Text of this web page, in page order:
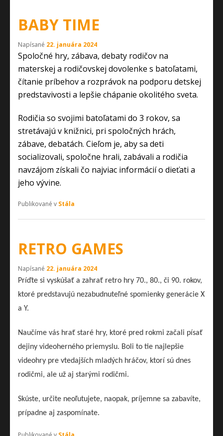
BABY TIME
Napísané 22. januára 2024
Spoločné hry, zábava, debaty rodičov na
materskej a rodičovskej dovolenke s batoľatami,
čítanie príbehov a rozprávok na podporu detskej
predstavivosti a lepšie chápanie okolitého sveta.
Rodičia so svojimi batoľatami do 3 rokov, sa
stretávajú v knižnici, pri spoločných hrách,
zábave, debatách. Cieľom je, aby sa deti
socializovali, spoločne hrali, zabávali a rodičia
navzájom získali čo najviac informácií o dieťati a
jeho vývine.
Publikované v Stála
RETRO GAMES
Napísané 22. januára 2024
Príďte si vyskúšať a zahrať retro hry 70., 80., či 90. rokov,
ktoré predstavujú nezabudnuteľné spomienky generácie X
a Y.
Naučíme vás hrať staré hry, ktoré pred rokmi začali písať
dejiny videoherného priemyslu. Boli to tie najlepšie
videohry pre vtedajších mladých hráčov, ktorí sú dnes
rodičmi, ale už aj starými rodičmi.
Skúste, určite neoľutujete, naopak, príjemne sa zabavíte,
prípadne aj zaspomínate.